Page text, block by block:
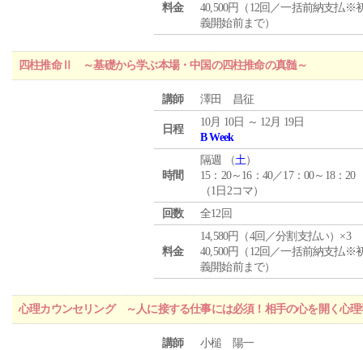
料金
40,500円（12回／一括前納支払※
義開始前まで）
四柱推命Ⅱ ～基礎から学ぶ本場・中国の四柱推命の真髄～
講師 澤田 昌征
日程
10月 10日 ～ 12月 19日
B Week
時間
隔週 （土）
15：20～16：40／17：00～18：20
（1日2コマ）
回数
全12回
料金
14,580円（4回／分割支払い）×3
40,500円（12回／一括前納支払※
義開始前まで）
心理カウンセリング ～人に接する仕事には必須！相手の心を開く心理
講師 小槌 陽一